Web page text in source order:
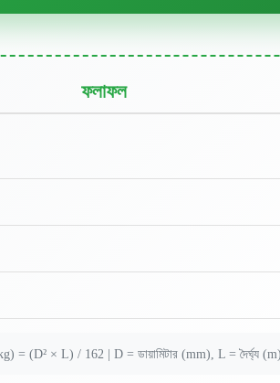
ফলাফল
= (D² × L) / 162 | D = ডায়ামিটার (mm), L = দৈর্ঘ্য (m)